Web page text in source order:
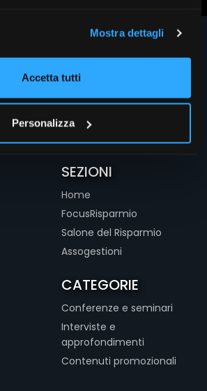
Mostra dettagli
Accetta tutti
Personalizza
SEZIONI
Home
FocusRisparmio
Salone del Risparmio
Assogestioni
CATEGORIE
Conferenze e seminari
Interviste e
approfondimenti
Contenuti promozionali